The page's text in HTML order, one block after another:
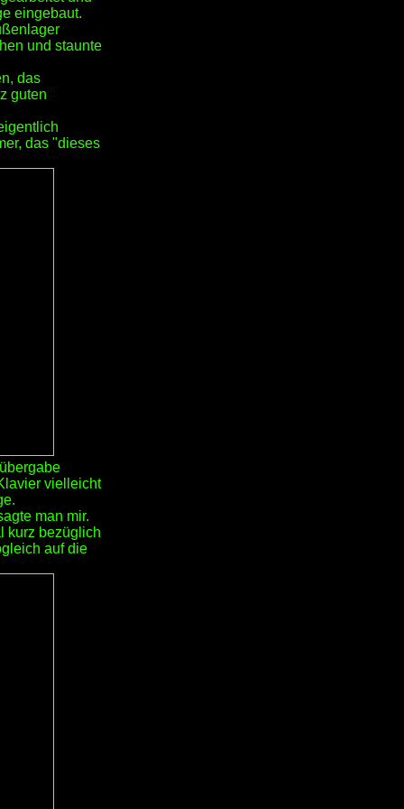
eingebaut.
und staunte
das
guten
das "dieses
vielleicht
man mir.
kurz bezüglich
auf die